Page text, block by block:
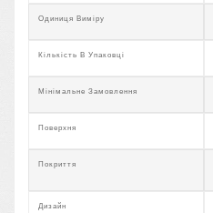
Одиниця Виміру
Кількість В Упаковці
Мінімальне Замовлення
Поверхня
Покриття
Дизайн